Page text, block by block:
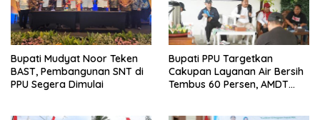
Bupati Mudyat Noor Teken
BAST, Pembangunan SNT di
PPU Segera Dimulai
Bupati PPU Targetkan
Cakupan Layanan Air Bersih
Tembus 60 Persen, AMDT